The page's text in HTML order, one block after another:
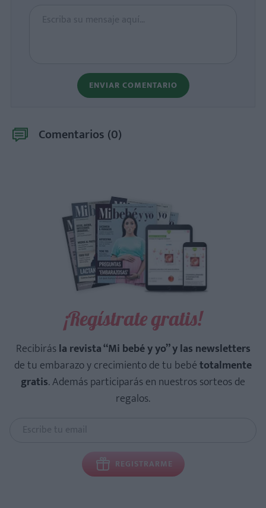
ENVIAR COMENTARIO
Comentarios (0)
¡Regístrate gratis!
Recibirásla revista “Mi bebé y yo” y las newsletters
de tu embarazo y crecimiento de tu bebétotalmente
gratis. Además participarás en nuestros sorteos de
regalos.
REGISTRARME